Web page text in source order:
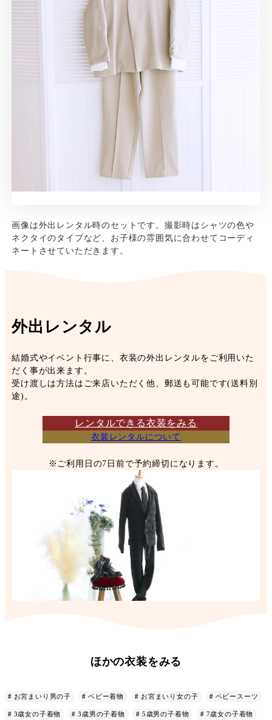
画像は外出レンタル時のセットです。撮影時はシャツの色や
ネクタイのタイプなど、お子様の雰囲気に合わせてコーディ
ネートさせていただきます。
外出レンタル
結婚式やイベント行事に、衣装の外出レンタルをご利用いた
だく事が出来ます。
受け渡しは方法はご来店いただく他、郵送も可能です(送料別
途)。
レンタルできる衣装をみる
衣装レンタルについて
※ご利用日の7日前で予約締切になります。
ほかの衣装をみる
お宮まいり男の子 ベビー着物 お宮まいり女の子 ベビースーツ
3歳女の子着物 3歳男の子着物 5歳男の子着物 7歳女の子着物